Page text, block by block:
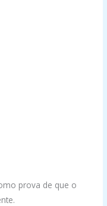
prova de que o